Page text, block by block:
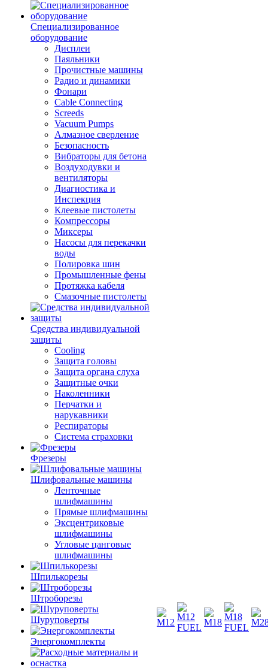
Специализированное
оборудование
Дисплеи
Паяльники
Прочистные машины
Радио и динамики
Фонари
Cable Connecting
Screeds
Vacuum Pumps
Алмазное сверление
Безопасность
Вибраторы для бетона
Воздуходувки и
вентиляторы
Диагностика и
Инспекция
Клеевые пистолеты
Компрессоры
Миксеры
Насосы для перекачки
воды
Полировка шин
Промышленные фены
Протяжка кабеля
Смазочные пистолеты
Средства индивидуальной
защиты
Cooling
Защита головы
Защита органа слуха
Защитные очки
Наколенники
Перчатки и
нарукавники
Респираторы
Система страховки
Фрезеры
Шлифовальные машины
Ленточные
шлифмашины
Прямые шлифмашины
Эксцентриковые
шлифмашины
Угловые цанговые
шлифмашины
Шпилькорезы
Штроборезы
Шуруповерты
Энергокомплекты